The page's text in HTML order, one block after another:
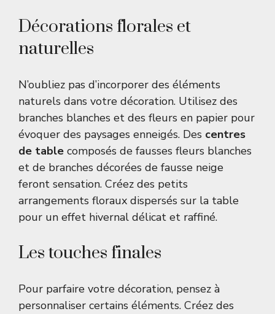
Décorations florales et
naturelles
N’oubliez pas d’incorporer des éléments
naturels dans votre décoration. Utilisez des
branches blanches et des fleurs en papier pour
évoquer des paysages enneigés. Des centres
de table composés de fausses fleurs blanches
et de branches décorées de fausse neige
feront sensation. Créez des petits
arrangements floraux dispersés sur la table
pour un effet hivernal délicat et raffiné.
Les touches finales
Pour parfaire votre décoration, pensez à
personnaliser certains éléments. Créez des